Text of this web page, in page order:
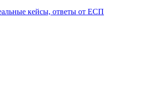
кейсы, ответы от ЕСП